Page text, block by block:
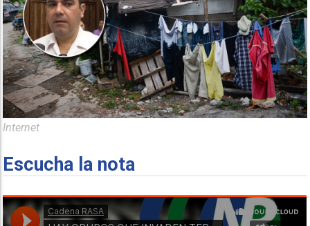
Internet
Escucha la nota